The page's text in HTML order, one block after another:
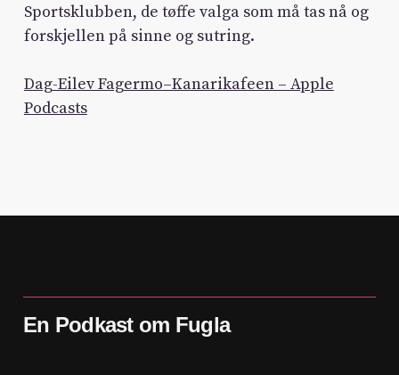
Sportsklubben, de tøffe valga som må tas nå og
forskjellen på sinne og sutring.
Dag-Eilev Fagermo–Kanarikafeen – Apple
Podcasts
En Podkast om Fugla